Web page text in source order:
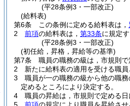
(平28条例3・一部改正)
(給料表)
第6条
この条例に定める給料表は，
2
前項の給料表は， 第33条に規定
(平28条例3・一部改正)
(初任給，昇格，昇給等の基準)
第7条
職員の職務の級は，市規則で
2
新たに給料表の適用を受ける職
3
職員が一の職務の級から他の職
定めるところにより決定する。
4
職員の昇給は，市規則で定める